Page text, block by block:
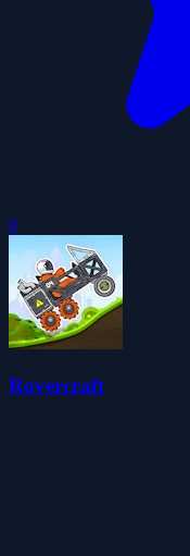
0
Rovercraft